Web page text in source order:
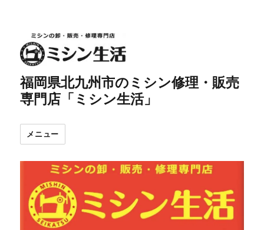
福岡県北九州市のミシン修理・販売
専門店「ミシン生活」
メニュー